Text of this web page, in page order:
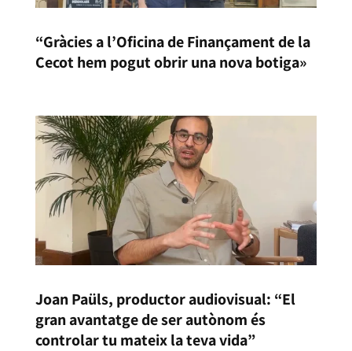
“Gràcies a l’Oficina de Finançament de la
Cecot hem pogut obrir una nova botiga»
Joan Paüls, productor audiovisual: “El
gran avantatge de ser autònom és
controlar tu mateix la teva vida”